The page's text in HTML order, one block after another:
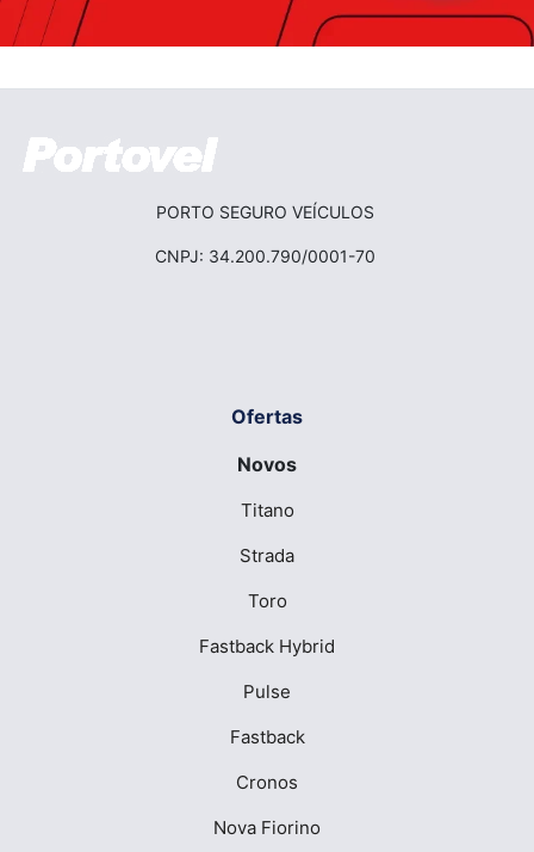
PORTO SEGURO VEÍCULOS
CNPJ: 34.200.790/0001-70
Ofertas
Novos
Titano
Strada
Toro
Fastback Hybrid
Pulse
Fastback
Cronos
Nova Fiorino